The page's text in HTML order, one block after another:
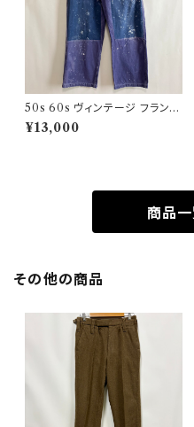
50s 60s ヴィンテージ フランス
軍 ワークパンツ ペンキ パッチワ
ーク
¥13,000
商品
その他の商品